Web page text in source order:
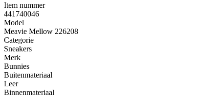
Item nummer
441740046
Model
Meavie Mellow 226208
Categorie
Sneakers
Merk
Bunnies
Buitenmateriaal
Leer
Binnenmateriaal